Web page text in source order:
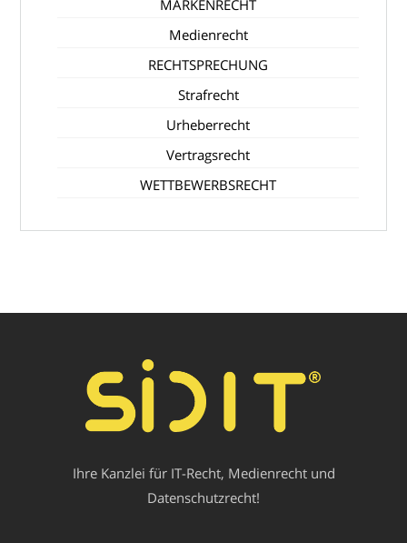
MARKENRECHT
Medienrecht
RECHTSPRECHUNG
Strafrecht
Urheberrecht
Vertragsrecht
WETTBEWERBSRECHT
Ihre Kanzlei für IT-Recht, Medienrecht und
Datenschutzrecht!